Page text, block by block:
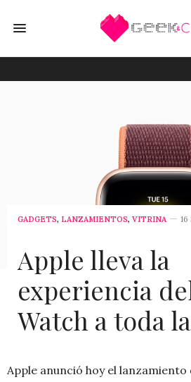
GADGETS, LANZAMIENTOS, VITRINA 16
Apple lleva la
experiencia
Watch a toda
Apple anunció hoy el lanzamiento